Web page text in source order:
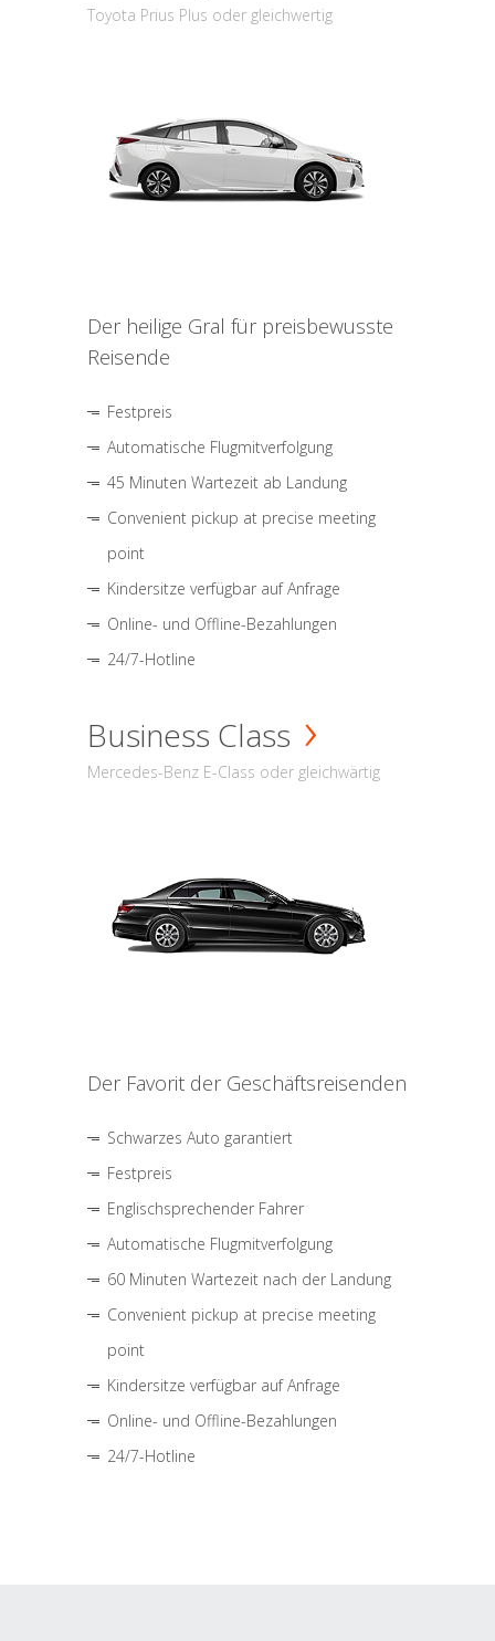
Toyota Prius Plus oder gleichwertig
Der heilige Gral für preisbewusste
Reisende
Festpreis
Automatische Flugmitverfolgung
45 Minuten Wartezeit ab Landung
Convenient pickup at precise meeting
point
Kindersitze verfügbar auf Anfrage
Online- und Offline-Bezahlungen
24/7-Hotline
Business Class
Mercedes-Benz E-Class oder gleichwärtig
Der Favorit der Geschäftsreisenden
Schwarzes Auto garantiert
Festpreis
Englischsprechender Fahrer
Automatische Flugmitverfolgung
60 Minuten Wartezeit nach der Landung
Convenient pickup at precise meeting
point
Kindersitze verfügbar auf Anfrage
Online- und Offline-Bezahlungen
24/7-Hotline